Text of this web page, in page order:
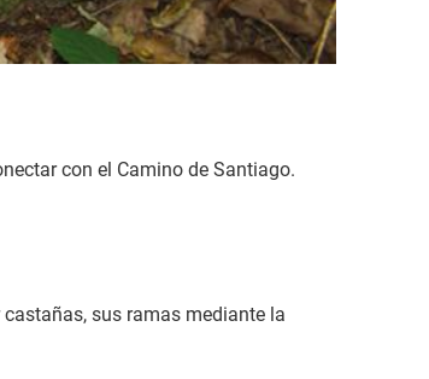
con el Camino de Santiago.
sus ramas mediante la